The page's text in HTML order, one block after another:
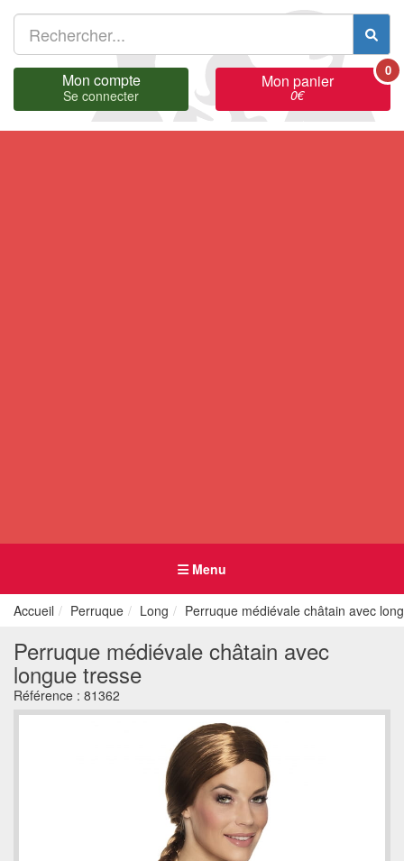
Mon compte
Se connecter
Mon panier
0€
0
Menu
Accueil Perruque Long Perruque médiévale châtain avec
Perruque médiévale châtain avec
longue tresse
Référence : 81362